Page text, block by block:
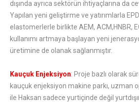
dışında ayrıca sektörün ihtiyaçlarına da
Yapılan yeni geliştirme ve yatırımlarla
elastomerlerle birlikte AEM, ACM,HNBR,
kullanımı artmaya başlayan yeni
üretimine de olanak sağlanmıştır.
Kauçuk Enjeksiyon: Proje bazlı olarak
kauçuk enjeksiyon makine parkı, uzman
ile Haksan sadece yurtiçinde değil